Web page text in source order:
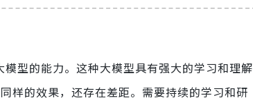
型的能力。这种大模型具有强大的学习和理解
样的效果，还存在差距。需要持续的学习和研